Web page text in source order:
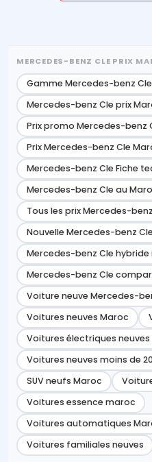
MERCEDES-BENZ CLE PRIX
Gamme Mercedes-benz
Mercedes-benz Cle prix
Prix promo Mercedes-benz
Prix Mercedes-benz Cle
Mercedes-benz Cle Fiche
Mercedes-benz Cle au
Tous les prix Mercedes-
Nouvelle Mercedes-benz
Mercedes-benz Cle hybride
Mercedes-benz Cle
Voiture neuve Mercedes-
Voitures neuves Maroc
Voitures électriques neuves
Voitures neuves moins de
SUV neufs Maroc
Voitures essence maroc
Voitures automatiques
Voitures familiales neuves